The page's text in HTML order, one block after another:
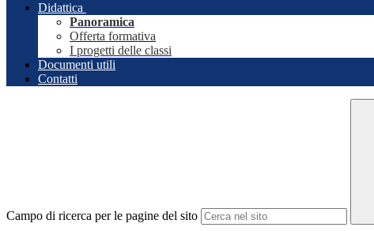
Didattica
Panoramica
Offerta formativa
I progetti delle classi
Documenti utili
Contatti
Campo di ricerca per le pagine del sito